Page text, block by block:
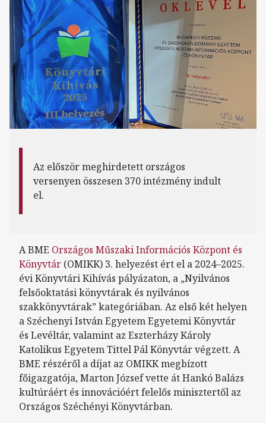
Az először meghirdetett országos
versenyen összesen 370 intézmény indult
el.
A BME Országos Műszaki Információs Központ és
Könyvtár (OMIKK) 3. helyezést ért el a 2024–2025.
évi Könyvtári Kihívás pályázaton, a „Nyilvános
felsőoktatási könyvtárak és nyilvános
szakkönyvtárak” kategóriában. Az első két helyen
a Széchenyi István Egyetem Egyetemi Könyvtár
és Levéltár, valamint az Eszterházy Károly
Katolikus Egyetem Tittel Pál Könyvtár végzett. A
BME részéről a díjat az OMIKK megbízott
főigazgatója, Marton József vette át Hankó Balázs
kultúráért és innovációért felelős minisztertől az
Országos Széchényi Könyvtárban.